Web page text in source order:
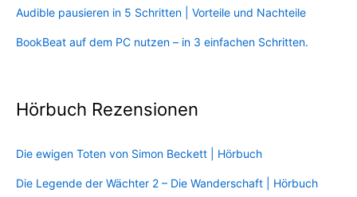
Audible pausieren in 5 Schritten | Vorteile und Nachteile
BookBeat auf dem PC nutzen – in 3 einfachen Schritten.
Hörbuch Rezensionen
Die ewigen Toten von Simon Beckett | Hörbuch
Die Legende der Wächter 2 – Die Wanderschaft | Hörbuch